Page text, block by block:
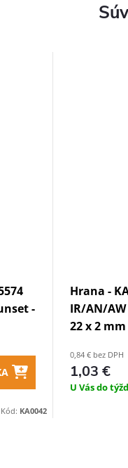
-
Kód: KA0042
Hrana -
IR/AN/
22 x 2 mm
0,84 € bez DPH
1,03 €
U Vás do